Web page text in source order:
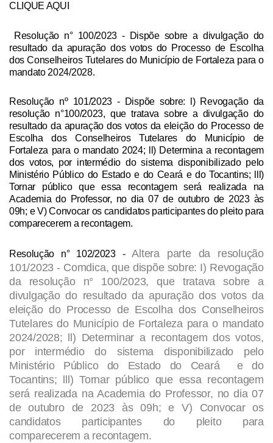
CLIQUE AQUI
Resolução n° 100/2023- Dispõe sobre a divulgação do
resultado da apuração dos votos do Processo de Escolha
dos Conselheiros Tutelares do Município de Fortaleza para o
mandato 2024/2028.
Resolução nº 101/2023 - Dispõe sobre: l) Revogação da
resolução n°100/2023, que tratava sobre a divulgação do
resultado da apuração dos votos da eleição do Processo de
Escolha dos Conselheiros Tutelares do Município de
Fortaleza para o mandato 2024; ll) Determina a recontagem
dos votos, por intermédio do sistema disponibilizado pelo
Ministério Público do Estado e do Ceará e do Tocantins; lll)
Tornar público que essa recontagem será realizada na
Academia do Professor, no dia 07 de outubro de 2023 às
09h; e V) Convocar os candidatos participantes do pleito para
comparecerem a recontagem.
Resolução n° 102/2023-Altera parte da resolução
101/2023 - Comdica, que dispõe sobre: I) Revogação
da resolução n° 100/2023, que tratava sobre a
divulgação do resultado da apuração dos votos da
eleição do Processo de Escolha dos Conselheiros
Tutelares do Município de Fortaleza para o mandato
2024/2028; ll) Determinar a recontagem dos votos,
por intermédio do sistema disponibilizado pelo
Ministério Público do Estado do Ceará e do
Tocantins; lll) Tornar público que essa recontagem
será realizada na Academia do Professor, no dia 07
de outubro de 2023 às 09h; e V) Convocar os
candidatos participantes do pleito para
comparecerem a recontagem.